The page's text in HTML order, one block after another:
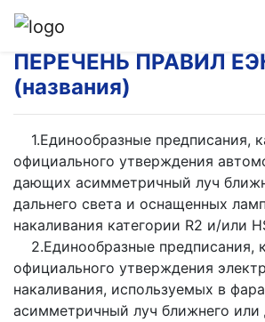
ПЕРЕЧЕНЬ ПРАВИЛ
(названия)
1.Единообразные предписания,
официального утверждения
дающих асимметричный луч
дальнего света и оснащенных
накаливания категории R2 и/или
2.Единообразные предписания,
официального утверждения
накаливания, используемых в
асимметричный луч ближнего или